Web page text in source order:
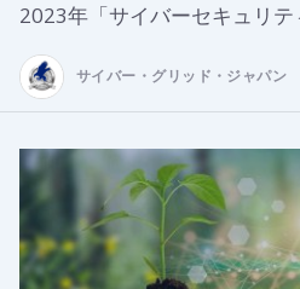
2023年「サイバーセキュリ
サイバー・グリッド・ジャパン